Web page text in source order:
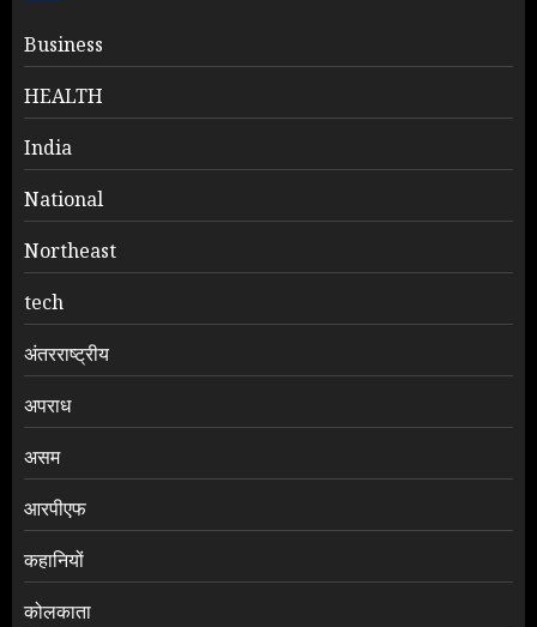
Business
HEALTH
India
National
Northeast
tech
अंतरराष्ट्रीय
अपराध
असम
आरपीएफ
कहानियों
कोलकाता